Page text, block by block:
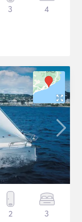
3 4
2 3